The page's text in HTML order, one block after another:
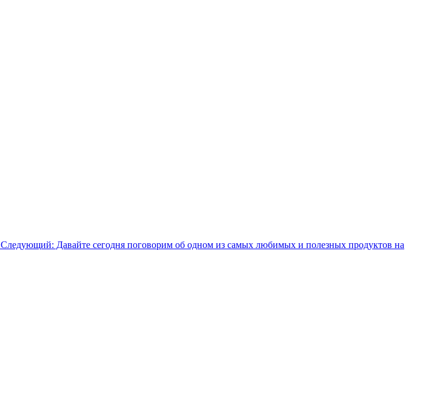
Следующий: Давайте сегодня поговорим об одном из самых любимых и полезных продуктов на